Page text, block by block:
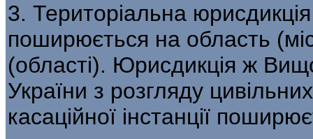
3. Територіальна
поширюється на область
(області). Юрисдикція ж
України з розгляду
касаційної інстанції